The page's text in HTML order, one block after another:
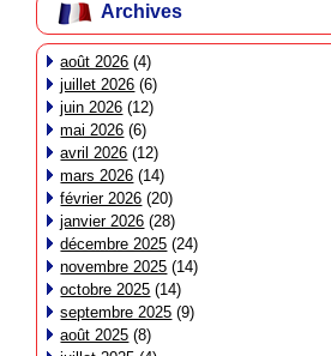
Archives
août 2026 (4)
juillet 2026 (6)
juin 2026 (12)
mai 2026 (6)
avril 2026 (12)
mars 2026 (14)
février 2026 (20)
janvier 2026 (28)
décembre 2025 (24)
novembre 2025 (14)
octobre 2025 (14)
septembre 2025 (9)
août 2025 (8)